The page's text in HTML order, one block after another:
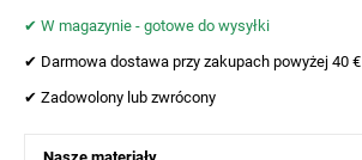
✔︎ W magazynie - gotowe do wysyłki
✔︎ Darmowa dostawa przy zakupach powyżej 40 €
✔︎ Zadowolony lub zwrócony